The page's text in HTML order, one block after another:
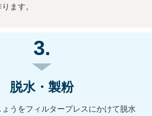
ます。
3.
脱水・製粉
うをフィルタープレスにかけて脱水